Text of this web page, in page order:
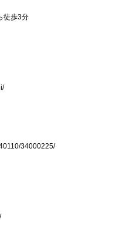
徒歩3分
34000225/